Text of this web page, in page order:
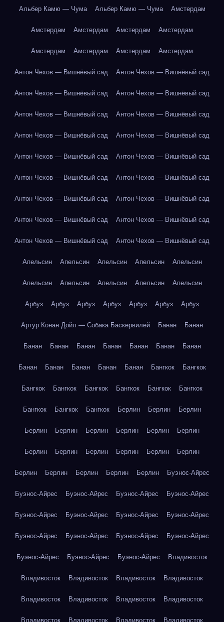
Альбер Камю — Чума Альбер Камю — Чума Амстердам
Амстердам Амстердам Амстердам Амстердам
Амстердам Амстердам Амстердам Амстердам
Антон Чехов — Вишнёвый сад Антон Чехов — Вишнёвый сад
Антон Чехов — Вишнёвый сад Антон Чехов — Вишнёвый сад
Антон Чехов — Вишнёвый сад Антон Чехов — Вишнёвый сад
Антон Чехов — Вишнёвый сад Антон Чехов — Вишнёвый сад
Антон Чехов — Вишнёвый сад Антон Чехов — Вишнёвый сад
Антон Чехов — Вишнёвый сад Антон Чехов — Вишнёвый сад
Антон Чехов — Вишнёвый сад Антон Чехов — Вишнёвый сад
Антон Чехов — Вишнёвый сад Антон Чехов — Вишнёвый сад
Антон Чехов — Вишнёвый сад Антон Чехов — Вишнёвый сад
Апельсин Апельсин Апельсин Апельсин Апельсин
Апельсин Апельсин Апельсин Апельсин Апельсин
Арбуз Арбуз Арбуз Арбуз Арбуз Арбуз Арбуз
Артур Конан Дойл — Собака Баскервилей Банан Банан
Банан Банан Банан Банан Банан Банан Банан
Банан Банан Банан Банан Банан Бангкок Бангкок
Бангкок Бангкок Бангкок Бангкок Бангкок Бангкок
Бангкок Бангкок Бангкок Берлин Берлин Берлин
Берлин Берлин Берлин Берлин Берлин Берлин
Берлин Берлин Берлин Берлин Берлин Берлин
Берлин Берлин Берлин Берлин Берлин Буэнос-Айрес
Буэнос-Айрес Буэнос-Айрес Буэнос-Айрес Буэнос-Айрес
Буэнос-Айрес Буэнос-Айрес Буэнос-Айрес Буэнос-Айрес
Буэнос-Айрес Буэнос-Айрес Буэнос-Айрес Буэнос-Айрес
Буэнос-Айрес Буэнос-Айрес Буэнос-Айрес Владивосток
Владивосток Владивосток Владивосток Владивосток
Владивосток Владивосток Владивосток Владивосток
Владивосток Владивосток Владивосток Владивосток